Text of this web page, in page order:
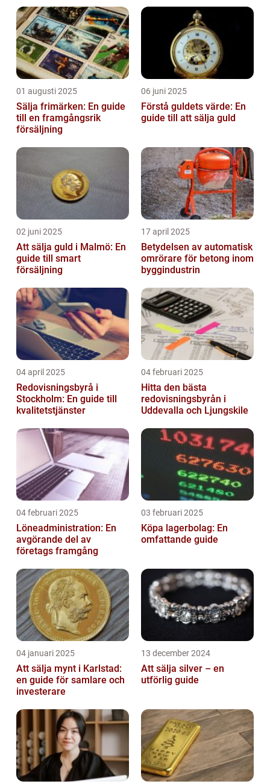
01 augusti 2025
Sälja frimärken: En guide
till en framgångsrik
försäljning
06 juni 2025
Förstå guldets värde: En
guide till att sälja guld
02 juni 2025
Att sälja guld i Malmö: En
guide till smart
försäljning
17 april 2025
Betydelsen av automatisk
omrörare för betong inom
byggindustrin
04 april 2025
Redovisningsbyrå i
Stockholm: En guide till
kvalitetstjänster
04 februari 2025
Hitta den bästa
redovisningsbyrån i
Uddevalla och Ljungskile
04 februari 2025
Löneadministration: En
avgörande del av
företags framgång
03 februari 2025
Köpa lagerbolag: En
omfattande guide
04 januari 2025
Att sälja mynt i Karlstad:
en guide för samlare och
investerare
13 december 2024
Att sälja silver – en
utförlig guide